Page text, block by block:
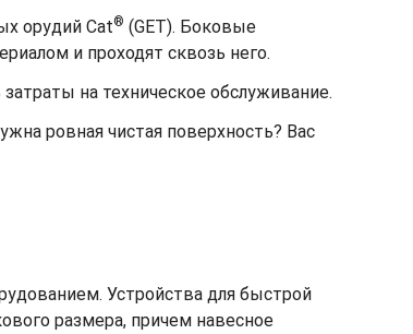
орудий Cat® (GET). Боковые
и проходят сквозь него.
на техническое обслуживание.
ровная чистая поверхность? Вас
Устройства для быстрой
размера, причем навесное